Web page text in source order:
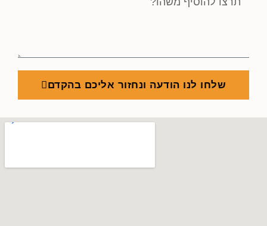
שלחו לנו הודעה ונחזור אליכם בהקדם